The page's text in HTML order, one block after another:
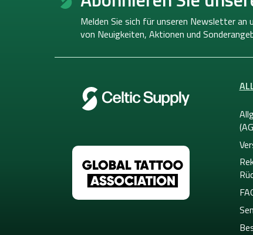
Melden Sie sich für unseren Newsletter an
von Neuigkeiten, Aktionen und